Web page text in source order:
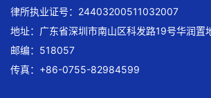
律所执业证号：24403200511032007
地址：广东省深圳市南山区科发路19号华润置
邮编：518057
传真：+86-0755-82984599